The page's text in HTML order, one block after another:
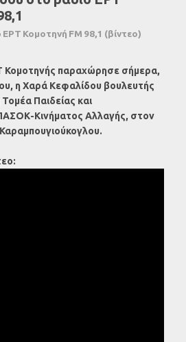
Κομοτηνή FM 98,1 (βίντεο)
Κομοτηνής παραχώρησε σήμερα,
η Χαρά Κεφαλίδου βουλευτής
Παιδείας και
Κινήματος Αλλαγής, στον